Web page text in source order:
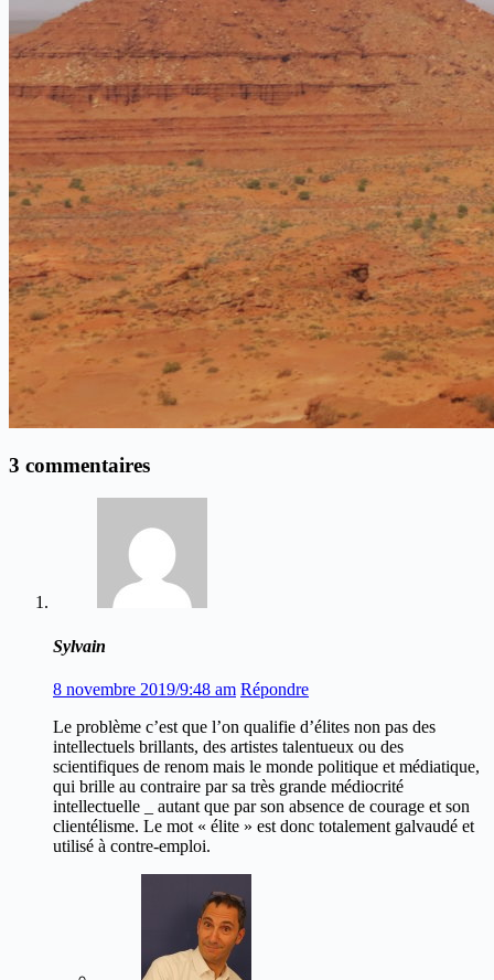
3 commentaires
Sylvain
8 novembre 2019/9:48 am Répondre
Le problème c’est que l’on qualifie d’élites non pas des
intellectuels brillants, des artistes talentueux ou des
scientifiques de renom mais le monde politique et médiatique,
qui brille au contraire par sa très grande médiocrité
intellectuelle _ autant que par son absence de courage et son
clientélisme. Le mot « élite » est donc totalement galvaudé et
utilisé à contre-emploi.